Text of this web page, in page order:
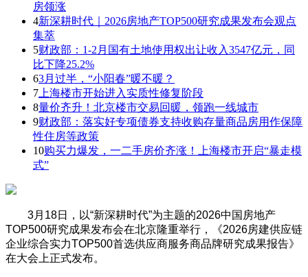
房领涨
4新深耕时代｜2026房地产TOP500研究成果发布会观点
集萃
5财政部：1-2月国有土地使用权出让收入3547亿元，同
比下降25.2%
63月过半，“小阳春”暖不暖？
7 上海楼市开始进入实质性修复阶段
8量价齐升！北京楼市交易回暖，领跑一线城市
9财政部：落实好专项债券支持收购存量商品房用作保障
性住房等政策
10购买力爆发，一二手房价齐涨！上海楼市开启“暴走模
式”
3月18日，以“新深耕时代”为主题的2026中国房地产
TOP500研究成果发布会在北京隆重举行，《2026房建供应链
企业综合实力TOP500首选供应商服务商品牌研究成果报告》
在大会上正式发布。